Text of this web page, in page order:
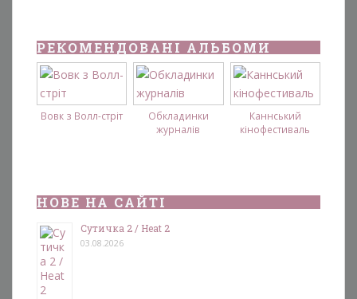
РЕКОМЕНДОВАНІ АЛЬБОМИ
Вовк з Волл-стріт
Обкладинки
журналів
Каннський
кінофестиваль
НОВЕ НА САЙТІ
Сутичка 2 / Heat 2
03.08.2026